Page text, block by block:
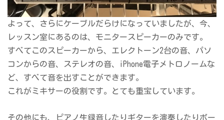
よって、さらにケーブルだらけになっていましたが、今、
レッスン室にあるのは、モニタースピーカーのみです。
すべてこのスピーカーから、エレクトーン2台の音、パソ
コンからの音、ステレオの音、iPhone電子メトロノームな
ど、すべて音を出すことができます。
これがミキサーの役割です。とても重宝しています。
その他にも、ピアノ生録音したりギターを演奏したりボー